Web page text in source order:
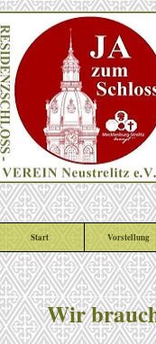
Start Vorstellung
Wir